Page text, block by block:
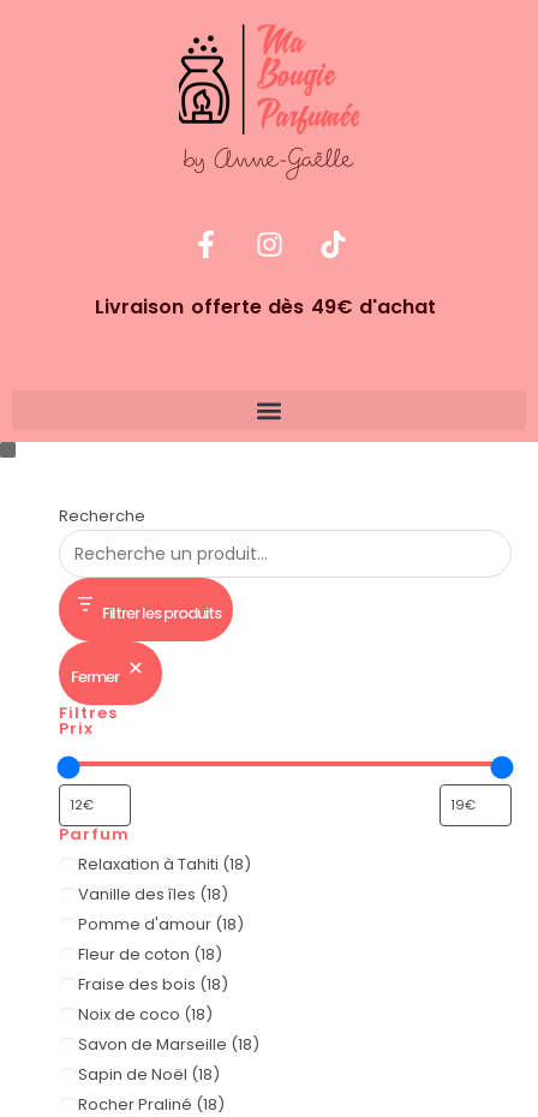
Livraison offerte dès 49€ d'achat
Recherche
Filtrer les produits
Fermer
Filtres
Prix
Parfum
Relaxation à Tahiti (18)
Vanille des îles (18)
Pomme d'amour (18)
Fleur de coton (18)
Fraise des bois (18)
Noix de coco (18)
Savon de Marseille (18)
Sapin de Noël (18)
Rocher Praliné (18)